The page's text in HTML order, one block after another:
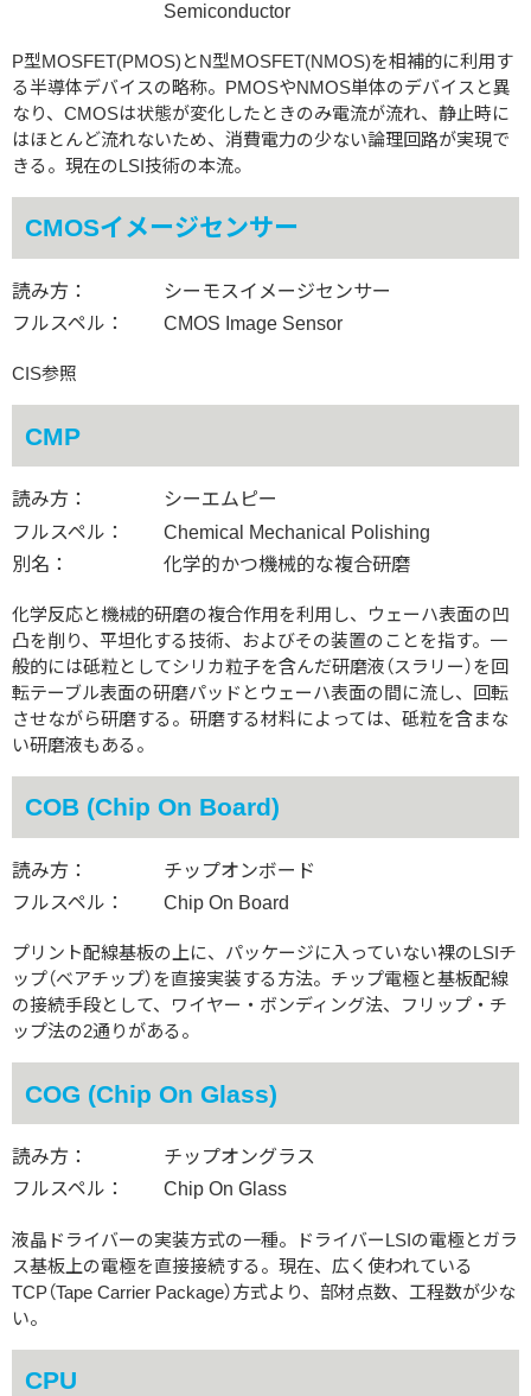
Semiconductor
P型MOSFET(PMOS)とN型MOSFET(NMOS)を相補的に利用す
る半導体デバイスの略称。PMOSやNMOS単体のデバイスと異
なり、CMOSは状態が変化したときのみ電流が流れ、静止時に
はほとんど流れないため、消費電力の少ない論理回路が実現で
きる。現在のLSI技術の本流。
CMOSイメージセンサー
読み方：
シーモスイメージセンサー
フルスペル：
CMOS Image Sensor
CIS参照
CMP
読み方：
シーエムピー
フルスペル：
Chemical Mechanical Polishing
別名：
化学的かつ機械的な複合研磨
化学反応と機械的研磨の複合作用を利用し、ウェーハ表面の凹
凸を削り、平坦化する技術、およびその装置のことを指す。一
般的には砥粒としてシリカ粒子を含んだ研磨液（スラリー）を回
転テーブル表面の研磨パッドとウェーハ表面の間に流し、回転
させながら研磨する。研磨する材料によっては、砥粒を含まな
い研磨液もある。
COB (Chip On Board)
読み方：
チップオンボード
フルスペル：
Chip On Board
プリント配線基板の上に、パッケージに入っていない裸のLSIチ
ップ（ベアチップ）を直接実装する方法。チップ電極と基板配線
の接続手段として、ワイヤー・ボンディング法、フリップ・チ
ップ法の2通りがある。
COG (Chip On Glass)
読み方：
チップオングラス
フルスペル：
Chip On Glass
液晶ドライバーの実装方式の一種。ドライバーLSIの電極とガラ
ス基板上の電極を直接接続する。現在、広く使われている
TCP（Tape Carrier Package）方式より、部材点数、工程数が少な
い。
CPU